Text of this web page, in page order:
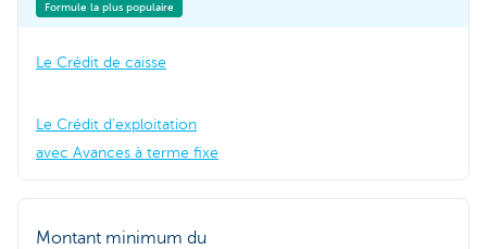
Formule la plus populaire
Le Crédit de caisse
Le Crédit d'exploitation
avec Avances à terme fixe
Montant minimum du